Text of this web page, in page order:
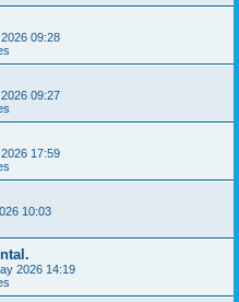
09:28
09:27
17:59
10:03
2026 14:19